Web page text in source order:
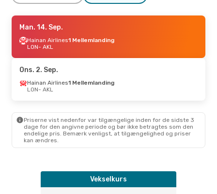
Man. 24. Aug.
China Eastern Airlines
1 Mellemlanding
China Eastern Airlines
1 Mellemlanding
AKL- LON
Man. 14. Sep.
Hainan Airlines1 Mellemlanding
LON- AKL
Ons. 2. Sep.
Hainan Airlines1 Mellemlanding
LON- AKL
Priserne vist nedenfor var tilgængelige inden for de sidste 3
dage for den angivne periode og bør ikke betragtes som den
endelige pris. Bemærk venligst, at tilgængelighed og priser
kan ændres.
Vekselkurs